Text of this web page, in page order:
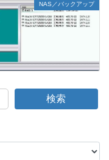
NAS／バックアップ
検索